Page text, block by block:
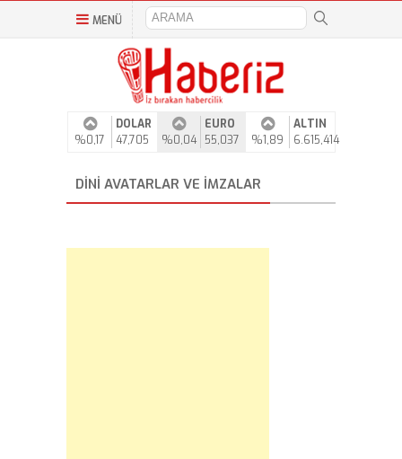
MENÜ
%0,17
DOLAR
47,705
%0,04
EURO
55,037
%1,89
ALTIN
6.615,414
DINI AVATARLAR VE IMZALAR